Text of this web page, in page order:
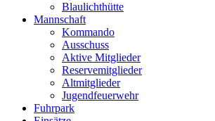
Blaulichthütte
Mannschaft
Kommando
Ausschuss
Aktive Mitglieder
Reservemitglieder
Altmitglieder
Jugendfeuerwehr
Fuhrpark